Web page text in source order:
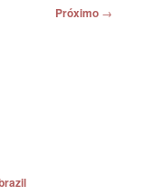
Próximo →